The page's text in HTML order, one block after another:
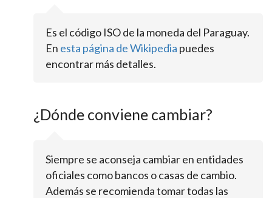
Es el código ISO de la moneda del Paraguay.
En esta página de Wikipedia puedes
encontrar más detalles.
¿Dónde conviene cambiar?
Siempre se aconseja cambiar en entidades
oficiales como bancos o casas de cambio.
Además se recomienda tomar todas las